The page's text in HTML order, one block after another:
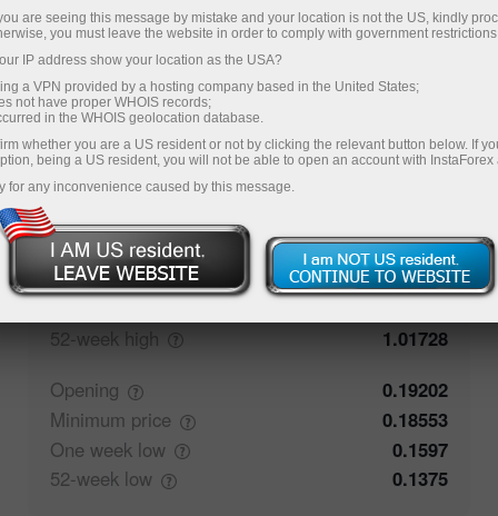
0.20267 (%) 06 Aug 2026 20:17
Buy
0.20267
Sell
50% Traders' feedback 50%
Closing
0.19215
Maximumprice
0.21056
52-week high
1.01728
Opening
0.19202
Minimum price
0.18553
One week low
0.1597
52-week low 0.1375
are seeing this message by mistake and your location is not the US, kindly
you must leave the website in order to comply with government
IP address show your location as the USA?
a VPN provided by a hosting company based in the United States;
not have proper WHOIS records;
in the WHOIS geolocation database.
whether you are a US resident or not by clicking the relevant button below. If
being a US resident, you will not be able to open an account with InstaForex
for any inconvenience caused by this message.